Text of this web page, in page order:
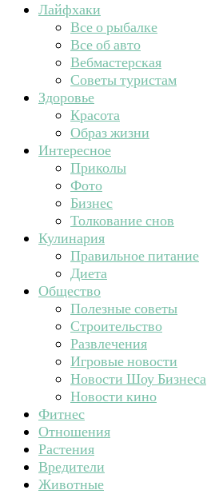
Лайфхаки
Все о рыбалке
Все об авто
Вебмастерская
Советы туристам
Здоровье
Красота
Образ жизни
Интересное
Приколы
Фото
Бизнес
Толкование снов
Кулинария
Правильное питание
Диета
Общество
Полезные советы
Строительство
Развлечения
Игровые новости
Новости Шоу Бизнеса
Новости кино
Фитнес
Отношения
Растения
Вредители
Животные